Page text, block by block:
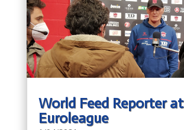
World Feed Reporter at
Euroleague